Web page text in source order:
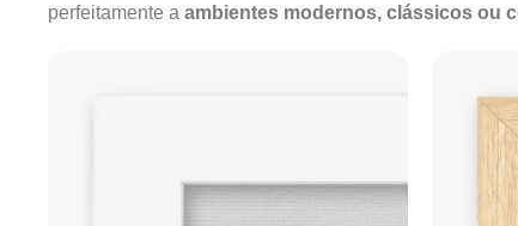
perfeitamente a ambientes modernos, clássicos ou